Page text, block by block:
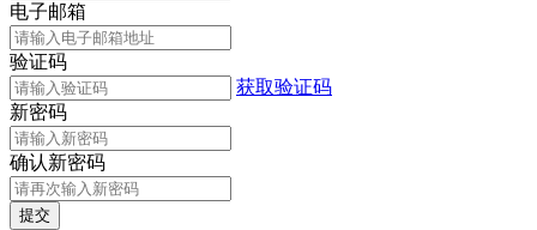
电子邮箱
验证码
获取验证码
新密码
确认新密码